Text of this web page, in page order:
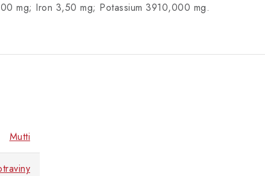
mg; Iron 3,50 mg; Potassium 3910,000 mg.
Mutti